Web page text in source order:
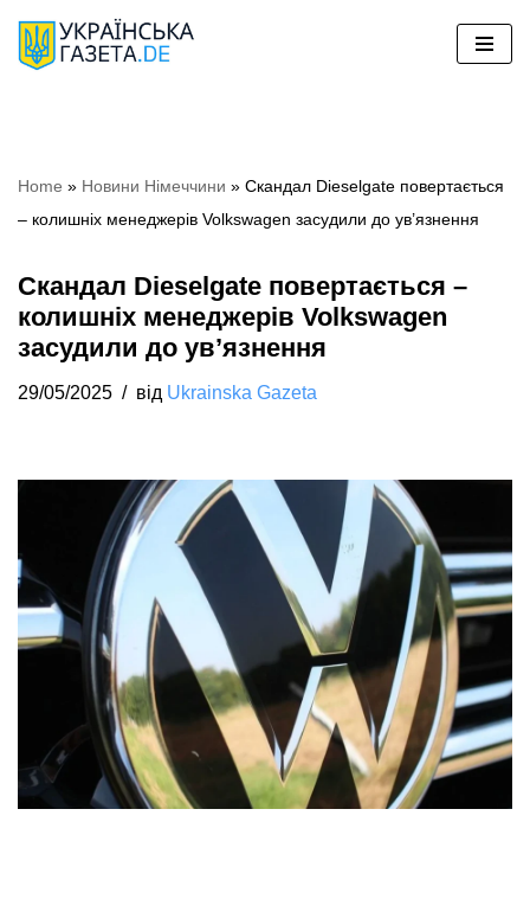
Перейти
Home » Новини Німеччини » Скандал Dieselgate повертається
– колишніх менеджерів Volkswagen засудили до ув’язнення
Скандал Dieselgate повертається –
колишніх менеджерів Volkswagen
засудили до ув’язнення
29/05/2025 від Ukrainska Gazeta